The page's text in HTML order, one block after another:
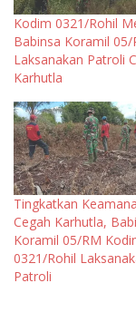
Kodim 0321/Rohil
Babinsa Koramil 05/
Laksanakan Patroli
Karhutla
Tingkatkan
Cegah Karhutla,
Koramil 05/RM
0321/Rohil
Patroli